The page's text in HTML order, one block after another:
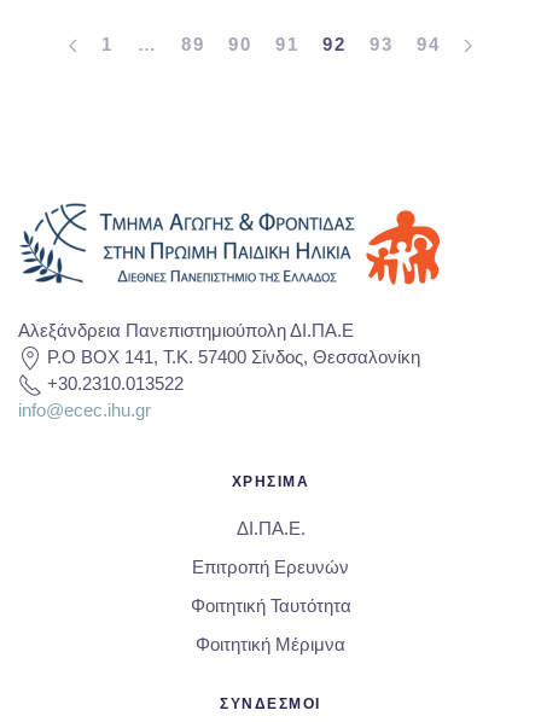
1 … 89 90 91 92 93 94
Αλεξάνδρεια Πανεπιστημιούπολη ΔΙ.ΠΑ.Ε
P.O BOX 141, T.K. 57400 Σίνδος, Θεσσαλονίκη
+30.2310.013522
info@ecec.ihu.gr
ΧΡΗΣΙΜΑ
ΔΙ.ΠΑ.Ε.
Επιτροπή Ερευνών
Φοιτητική Ταυτότητα
Φοιτητική Μέριμνα
ΣΥΝΔΕΣΜΟΙ